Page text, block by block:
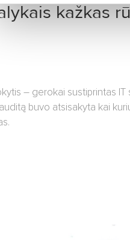
kažkas
– gerokai sustiprintas
buvo atsisakyta kai